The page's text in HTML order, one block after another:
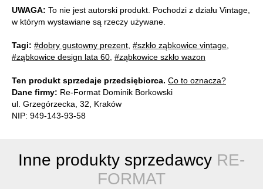
UWAGA: To nie jest autorski produkt. Pochodzi z działu Vintage,
w którym wystawiane są rzeczy używane.
Tagi: #dobry gustowny prezent #szkło ząbkowice vintage
#ząbkowice design lata 60 #ząbkowice szkło wazon
Ten produkt sprzedaje przedsiębiorca. Co to oznacza?
Dane firmy: Re-Format Dominik Borkowski
ul. Grzegórzecka, 32, Kraków
NIP: 949-143-93-58
Inne produkty sprzedawcy RE-
FORMAT